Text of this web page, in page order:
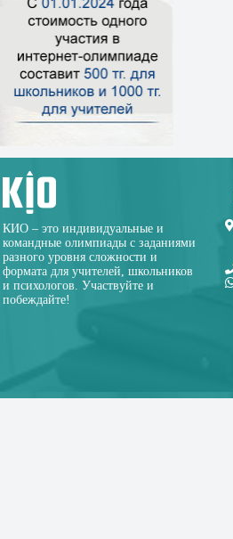
КИО – это индивидуальные и
командные олимпиады с заданиями
разного уровня сложности и
формата для учителей, школьников
и психологов. Участвуйте и
побеждайте!